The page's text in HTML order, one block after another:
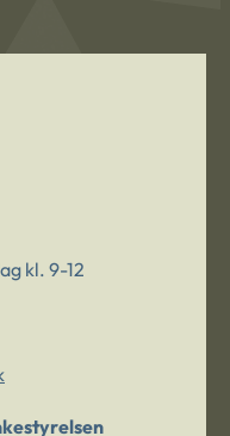
kl. 9-12